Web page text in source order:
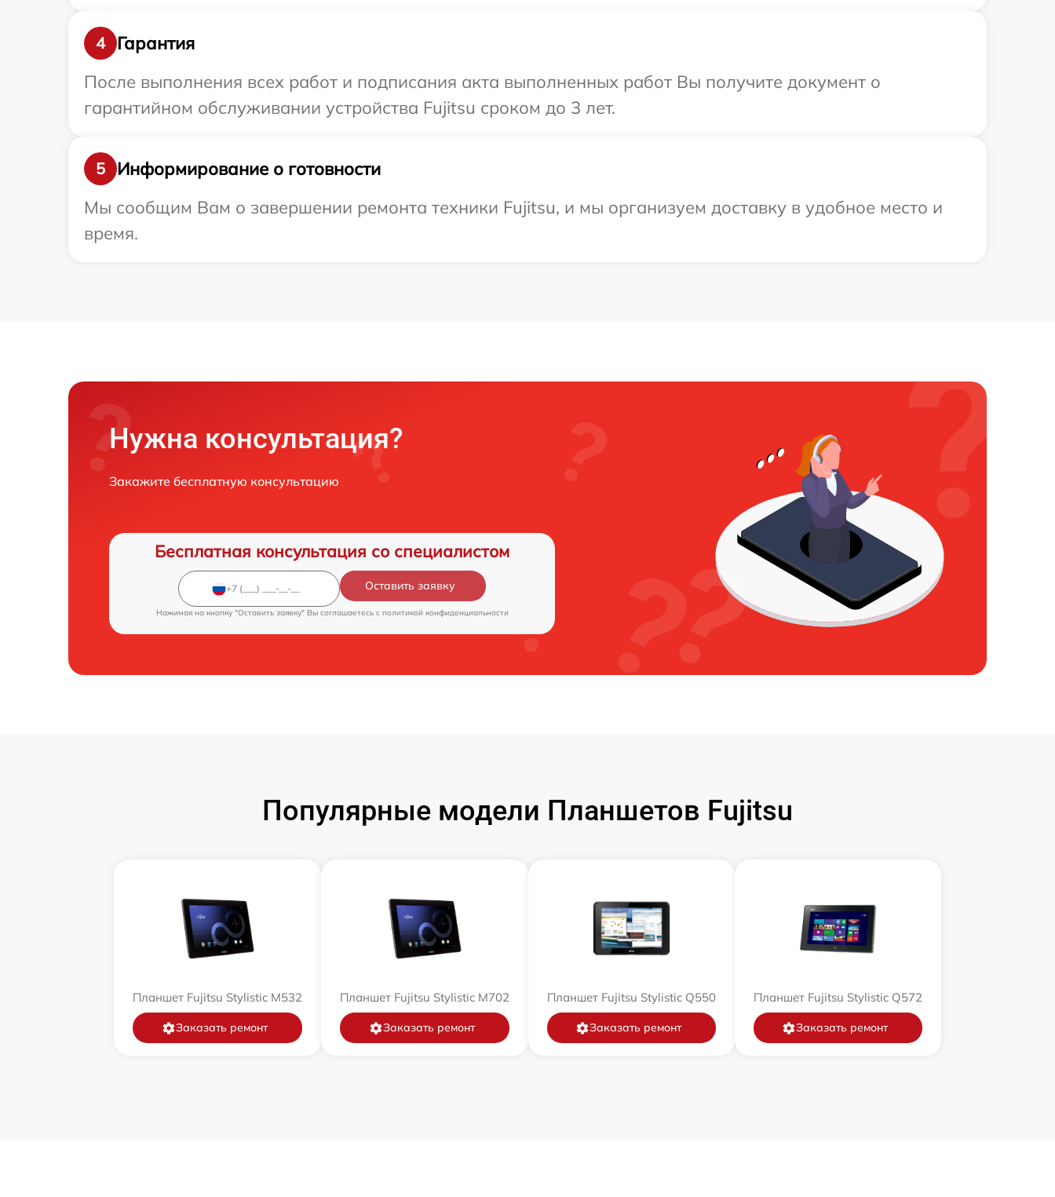
4
Гарантия
После выполнения всех работ и подписания акта выполненных работ Вы получите документ о
гарантийном обслуживании устройства Fujitsu сроком до 3 лет.
5
Информирование о готовности
Мы сообщим Вам о завершении ремонта техники Fujitsu, и мы организуем доставку в удобное место и
время.
Нужна консультация?
Закажите бесплатную консультацию
Бесплатная консультация со специалистом
Оставить заявку
Нажимая на кнопку "Оставить заявку" Вы соглашаетесь c политикой конфиденциальности
Популярные модели Планшетов Fujitsu
Планшет Fujitsu Stylistic M532
Заказать ремонт
Планшет Fujitsu Stylistic M702
Заказать ремонт
Планшет Fujitsu Stylistic Q550
Заказать ремонт
Планшет Fujitsu Stylistic Q572
Заказать ремонт